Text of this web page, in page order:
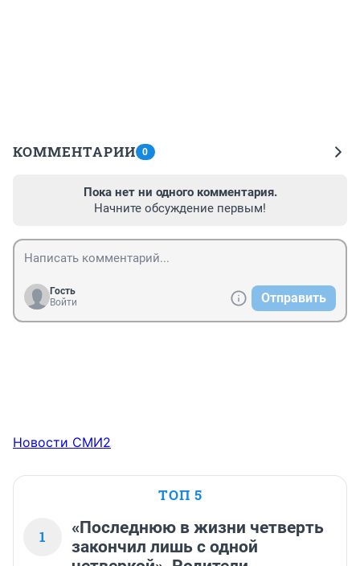
КОММЕНТАРИИ 0
Пока нет ни одного комментария.
Начните обсуждение первым!
Гость
Войти
Отправить
Новости СМИ2
ТОП 5
1
«Последнюю в жизни четверть
закончил лишь с одной